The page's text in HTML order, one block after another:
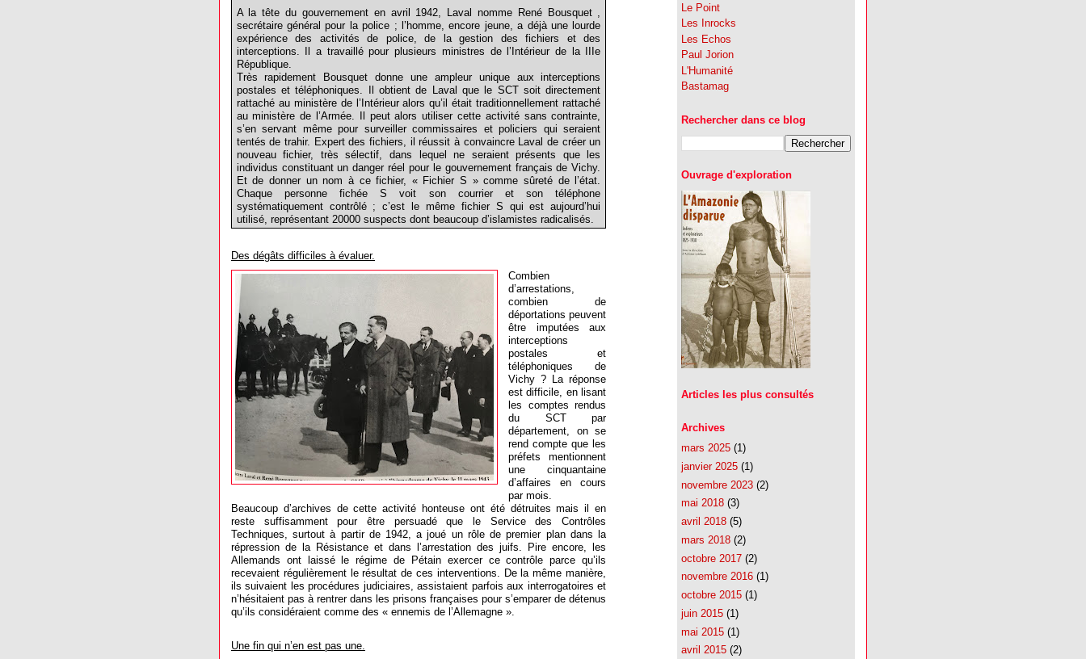
A la tête du gouvernement en avril 1942, Laval nomme René Bousquet ,
secrétaire général pour la police ; l’homme, encore jeune, a déjà une lourde
expérience des activités de police, de la gestion des fichiers et des
interceptions. Il a travaillé pour plusieurs ministres de l’Intérieur de la IIIe
République.
Très rapidement Bousquet donne une ampleur unique aux interceptions
postales et téléphoniques. Il obtient de Laval que le SCT soit directement
rattaché au ministère de l’Intérieur alors qu’il était traditionnellement rattaché
au ministère de l’Armée. Il peut alors utiliser cette activité sans contrainte,
s’en servant même pour surveiller commissaires et policiers qui seraient
tentés de trahir. Expert des fichiers, il réussit à convaincre Laval de créer un
nouveau fichier, très sélectif, dans lequel ne seraient présents que les
individus constituant un danger réel pour le gouvernement français de Vichy.
Et de donner un nom à ce fichier, « Fichier S » comme sûreté de l’état.
Chaque personne fichée S voit son courrier et son téléphone
systématiquement contrôlé ; c’est le même fichier S qui est aujourd’hui
utilisé, représentant 20000 suspects dont beaucoup d’islamistes radicalisés.
Des dégâts difficiles à évaluer.
Combien
d’arrestations,
combien de
déportations peuvent
être imputées aux
interceptions
postales et
téléphoniques de
Vichy ? La réponse
est difficile, en lisant
les comptes rendus
du SCT par
département, on se
rend compte que les
préfets mentionnent
une cinquantaine
d’affaires en cours
par mois.
Beaucoup d’archives de cette activité honteuse ont été détruites mais il en
reste suffisamment pour être persuadé que le Service des Contrôles
Techniques, surtout à partir de 1942, a joué un rôle de premier plan dans la
répression de la Résistance et dans l’arrestation des juifs. Pire encore, les
Allemands ont laissé le régime de Pétain exercer ce contrôle parce qu’ils
recevaient régulièrement le résultat de ces interventions. De la même manière,
ils suivaient les procédures judiciaires, assistaient parfois aux interrogatoires et
n’hésitaient pas à rentrer dans les prisons françaises pour s’emparer de détenus
qu’ils considéraient comme des « ennemis de l’Allemagne ».
Une fin qui n’en est pas une.
Le Point
Les Inrocks
Les Echos
Paul Jorion
L'Humanité
Bastamag
Rechercher dans ce blog
Ouvrage d'exploration
Articles les plus consultés
Archives
mars 2025 (1)
janvier 2025 (1)
novembre 2023 (2)
mai 2018 (3)
avril 2018 (5)
mars 2018 (2)
octobre 2017 (2)
novembre 2016 (1)
octobre 2015 (1)
juin 2015 (1)
mai 2015 (1)
avril 2015 (2)